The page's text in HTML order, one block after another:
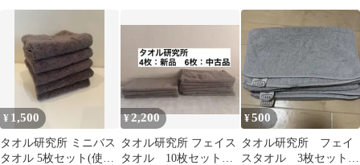
¥ 1,500
タオル研究所 ミニバス
タオル 5枚セット(使用
¥2,200
タオル研究所 フェイス
タオル 10枚セット（4
¥500
タオル研究所 フェイ
スタオル 3枚セット